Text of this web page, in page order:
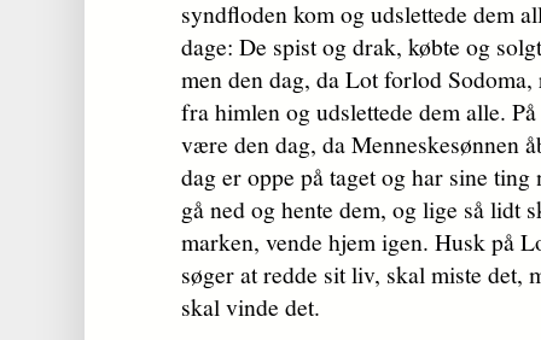
syndfloden kom og udslettede dem
dage: De spist og drak, købte og
men den dag, da Lot forlod
fra himlen og udslettede dem alle.
være den dag, da Menneskesønnen
dag er oppe på taget og har sine
gå ned og hente dem, og lige så lidt
marken, vende hjem igen. Husk på
søger at redde sit liv, skal miste det,
skal vinde det.